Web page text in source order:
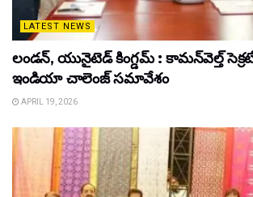
LATEST NEWS
లండన్, యునైటెడ్ కింగ్డమ్ : కామన్‌వెల్త్
ఇండియా చాలెంజ్ సమావేశం
APRIL 19, 2026